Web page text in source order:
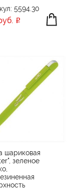
5594.30
шариковая
зеленое